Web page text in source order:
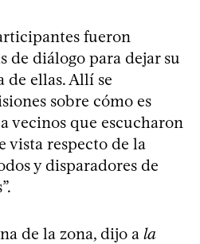
fueron
de diálogo para dejar su
de ellas. Allí se
sobre cómo es
vecinos que escucharon
vista respecto de la
y disparadores de
de la zona, dijo a la